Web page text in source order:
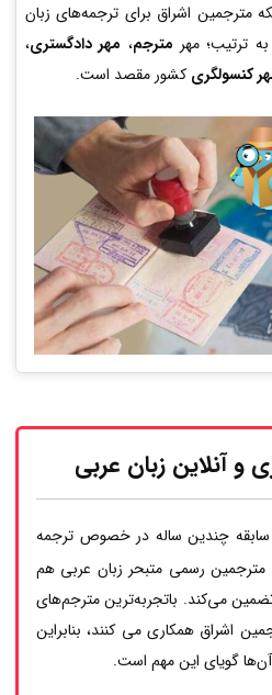
مترجمین اشراق برای ترجمه‌های زبان
ترتیب؛ مهر مترجم، مهر دادگستری،
کنسولگری کشور مقصد است.
و آنلاین زبان عربی
سابقه چندین ساله در خصوص ترجمه
مترجمین رسمی متبحر زبان عربی هم
می‌کند. باتجربه‌ترین مترجم‌های
اشراق همکاری می کنند، بنابراین
گویای این مهم است.